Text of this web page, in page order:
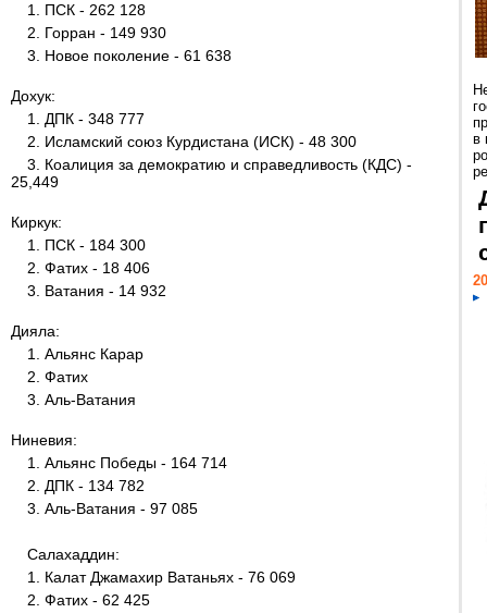
1. ПСК - 262 128
2. Горран - 149 930
3. Новое поколение - 61 638
Дохук:
1. ДПК - 348 777
2. Исламский союз Курдистана (ИСК) - 48 300
3. Коалиция за демократию и справедливость (КДС) -
25,449
Киркук:
1. ПСК - 184 300
2. Фатих - 18 406
3. Ватания - 14 932
Дияла:
1. Альянс Карар
2. Фатих
3. Аль-Ватания
Ниневия:
1. Альянс Победы - 164 714
2. ДПК - 134 782
3. Аль-Ватания - 97 085
Салахаддин:
1. Калат Джамахир Ватаньях - 76 069
2. Фатих - 62 425
в